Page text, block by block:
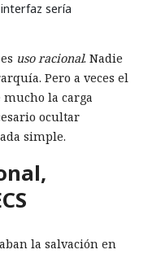
sería
uso racional. Nadie
Pero a veces el
la carga
ocultar
simple.
la salvación en